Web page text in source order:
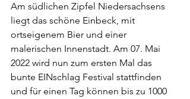
Am südlichen Zipfel Niedersachsens
liegt das schöne Einbeck, mit
ortseigenem Bier und einer
malerischen Innenstadt. Am 07. Mai
2022 wird nun zum ersten Mal das
bunte EINschlag Festival stattfinden
und für einen Tag können bis zu 1000